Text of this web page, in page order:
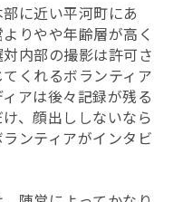
に近い平河町にあ
りやや年齢層が高く
内部の撮影は許可さ
くれるボランティア
アは後々記録が残る
、顔出ししないなら
ンティアがインタビ